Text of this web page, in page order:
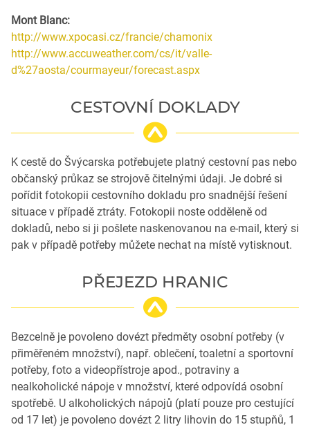
Mont Blanc:
http://www.xpocasi.cz/francie/chamonix
http://www.accuweather.com/cs/it/valle-
d%27aosta/courmayeur/forecast.aspx
CESTOVNÍ DOKLADY
K cestě do Švýcarska potřebujete platný cestovní pas nebo
občanský průkaz se strojově čitelnými údaji. Je dobré si
pořídit fotokopii cestovního dokladu pro snadnější řešení
situace v případě ztráty. Fotokopii noste odděleně od
dokladů, nebo si ji pošlete naskenovanou na e-mail, který si
pak v případě potřeby můžete nechat na místě vytisknout.
PŘEJEZD HRANIC
Bezcelně je povoleno dovézt předměty osobní potřeby (v
přiměřeném množství), např. oblečení, toaletní a sportovní
potřeby, foto a videopřístroje apod., potraviny a
nealkoholické nápoje v množství, které odpovídá osobní
spotřebě. U alkoholických nápojů (platí pouze pro cestující
od 17 let) je povoleno dovézt 2 litry lihovin do 15 stupňů, 1